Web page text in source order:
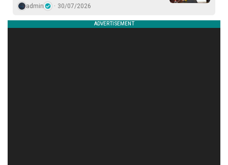
admin 30/07/2026